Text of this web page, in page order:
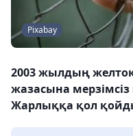
Pixabay
2003 жылдың
жазасына
Жарлыққа қол